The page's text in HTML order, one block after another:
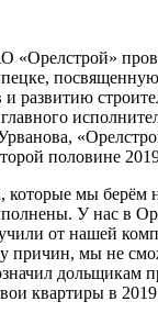
«Орелстрой»
посвященную
развитию
половине
которые мы берём
У нас в
от нашей
причин, мы не
дольщикам
квартиры в 2019